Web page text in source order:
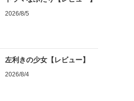
2026/8/5
左利きの少女【レビュー】
2026/8/4